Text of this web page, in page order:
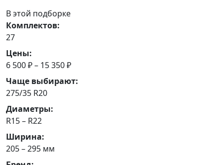
В этой подборке
Комплектов:
27
Цены:
6 500 ₽ – 15 350 ₽
Чаще выбирают:
275/35 R20
Диаметры:
R15 – R22
Ширина:
205 – 295 мм